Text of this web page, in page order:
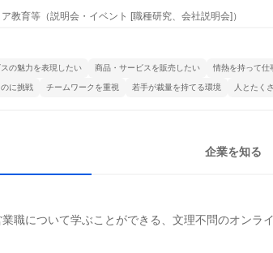
教育等（説明会・イベント [職種研究、会社説明会]）
の魅力を表現したい 商品・サービスを販売したい 情熱を持って仕
に挑戦 チームワークを重視 若手が裁量を持てる環境 人とたく
企業を知る
職について学ぶことができる、文理不問のオンラ